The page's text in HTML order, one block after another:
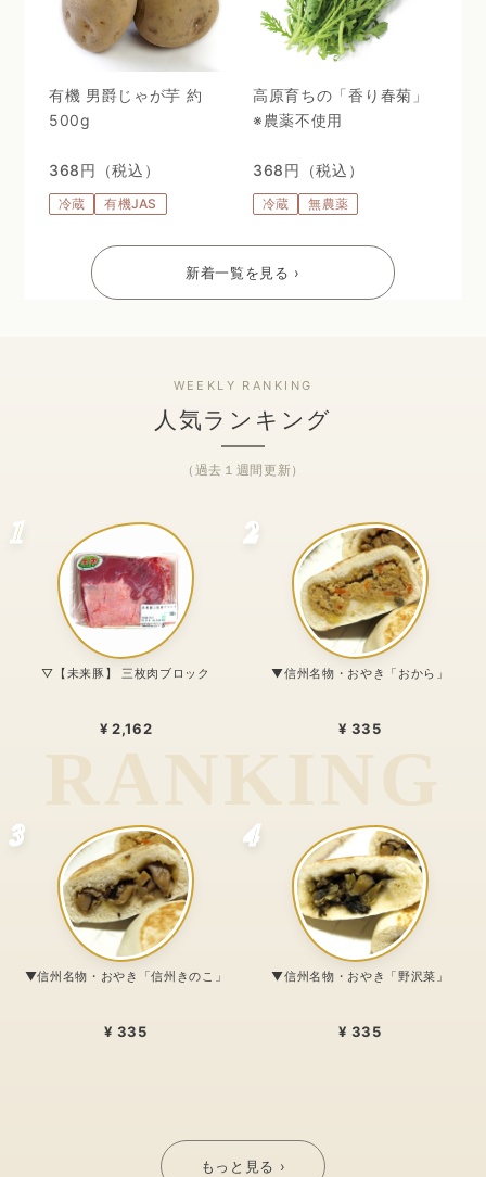
有機 男爵じゃが芋 約
500g
368円（税込）
冷蔵 有機JAS
高原育ちの「香り春菊」
※農薬不使用
368円（税込）
冷蔵 無農薬
新着一覧を見る ›
人気ランキング
（過去１週間更新）
1
▽【未来豚】 三枚肉ブロック
¥ 2,162
2
▼信州名物・おやき「おから」
¥ 335
3
▼信州名物・おやき「信州きのこ」
¥ 335
4
▼信州名物・おやき「野沢菜」
¥ 335
もっと見る ›